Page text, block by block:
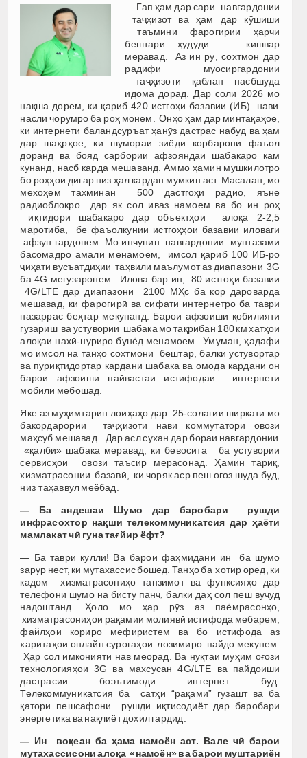
— Гап ҳам дар сари навгардонии
таҷҳизот ва ҳам дар кӯшиши
таъмини фарогирии ҳарчи
бештари ҳудуди кишвар
меравад. Аз ин рӯ, сохтмон дар
радифи муосиргардонии
таҷҳизоти қаблан насбшуда
идома дорад. Дар соли 2026 мо
нақша дорем, ки қариб 420 истгоҳи базавии (ИБ) нави
насли чорумро ба роҳ монем. Онҳо ҳам дар минтақаҳое,
ки интернети баландсуръат ҳанӯз дастрас набуд ва ҳам
дар шаҳрҳое, ки шумораи зиёди корбарони фаъол
доранд ва бояд сарбории афзояндаи шабакаро кам
кунанд, насб карда мешаванд. Аммо ҳамин мушкилотро
бо роҳҳои дигар низ ҳал кардан мумкин аст. Масалан, мо
мехоҳем тахминан 500 дастгоҳи радио, яъне
радиоблокро дар як сол иваз намоем ва бо ин роҳ
иқтидори шабакаро дар объектҳои алоқа 2-2,5
маротиба, бе фаъолкунии истгоҳҳои базавии иловагӣ
афзун гардонем. Мо инчунин навгардонии мунтазами
басомадро амалӣ менамоем, имсол қариб 100 ИБ-ро
ҷиҳати вусъатдиҳии таҳвили маълумот аз диапазони 3G
ба 4G мегузаронем. Илова бар ин, 80 истгоҳи базавии
4G/LTE дар диапазони 2100 МҲс ба кор дароварда
мешавад, ки фарогирӣ ва сифати интернетро ба таври
назаррас беҳтар мекунанд. Барои афзоиши қобилияти
гузариш ва устувории шабака мо тақрибан 180 км хатҳои
алоқаи нахӣ-нуриро бунёд менамоем. Умуман, ҳадафи
мо имсол на танҳо сохтмони бештар, балки устувортар
ва пуриқтидортар кардани шабака ва омода кардани он
барои афзоиши пайвастаи истифодаи интернети
мобилӣ мебошад.
Яке аз муҳимтарин лоиҳаҳо дар 25-солагии ширкати мо
бакордарории таҷҳизоти нави коммутатори овозӣ
маҳсуб мешавад. Дар асл сухан дар бораи навгардонии
«қалби» шабака меравад, ки бевосита ба устувории
сервисҳои овозӣ таъсир мерасонад. Ҳамин тариқ,
хизматрасонии базавӣ, ки чоряк аср пеш оғоз шуда буд,
низ таҳаввул меёбад.
— Ба андешаи Шумо дар баробари рушди
инфрасохтор нақши телекоммуникатсия дар ҳаёти
мамлакатчӣ гунатағйир ёфт?
— Ба таври куллӣ! Ва барои фаҳмидани ин ба шумо
зарур нест, ки мутахассис бошед. Танҳо ба хотир оред, ки
кадом хизматрасониҳо танзимот ва функсияҳо дар
телефони шумо на бисту панҷ, балки даҳ сол пеш вуҷуд
надоштанд. Ҳоло мо ҳар рӯз аз паёмрасонҳо,
хизматрасониҳои рақамии молиявӣ истифода мебарем,
файлҳои кориро мефиристем ва бо истифода аз
харитаҳои онлайн суроғаҳои лозимиро пайдо мекунем.
Ҳар сол имконияти нав меорад. Ва нуқтаи муҳим оғози
технологияҳои 3G ва махсусан 4G/LTE ва пайдоиши
дастрасии боэътимоди интернет буд.
Телекоммуникатсия ба сатҳи “рақамӣ” гузашт ва ба
қатори пешсафони рушди иқтисодиёт дар баробари
энергетика ва нақлиёт дохил гардид.
— Ин воқеан ба ҳама намоён аст. Вале чӣ барои
мутахассисони алоқа «намоён»вабарои муштариён